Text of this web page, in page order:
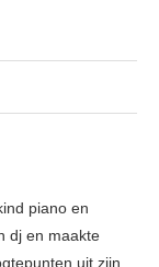
piano en
dj en maakte
uit zijn